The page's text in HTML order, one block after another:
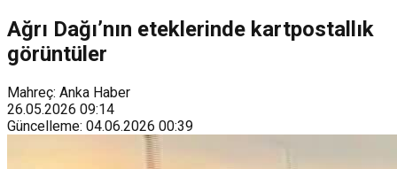
Ağrı Dağı’nın eteklerinde kartpostallık
görüntüler
Mahreç: Anka Haber
26.05.2026 09:14
Güncelleme: 04.06.2026 00:39